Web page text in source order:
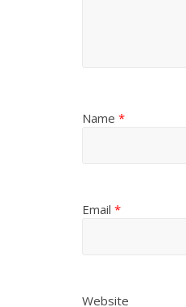
Name *
Email *
Website